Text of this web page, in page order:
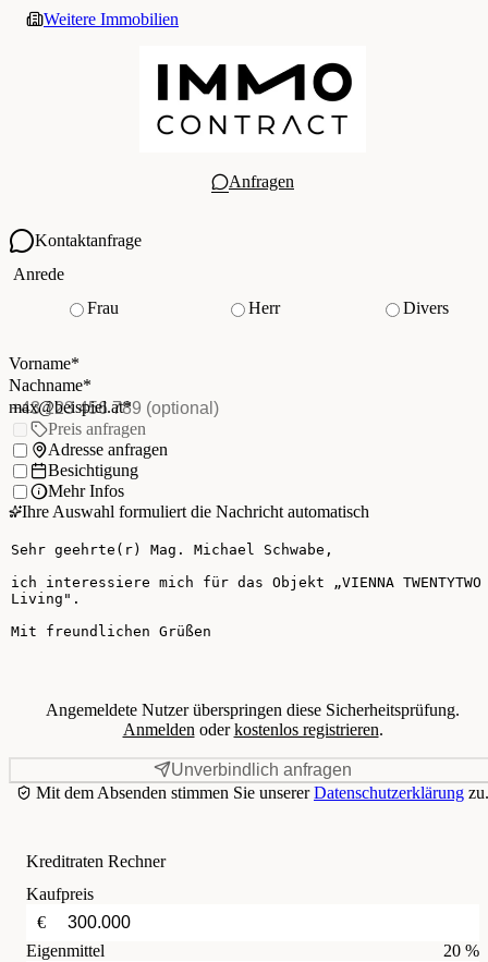
Weitere Immobilien
Anfragen
Kontaktanfrage
Ihre Kontaktdaten
Anrede
Frau
Herr
Divers
Vorname*
Nachname
Nachname*
E-Mail*(Pflichtfeld)
max@beispiel.at*
Telefon(optional)
Ich möchte:
Preis anfragen
Adresse anfragen
Besichtigung
Mehr Infos
Ihre Auswahl formuliert die Nachricht automatisch
Ihre Nachricht
Angemeldete Nutzer überspringen diese Sicherheitsprüfung.
Anmelden oderkostenlos registrieren.
Unverbindlich anfragen
Mit dem Absenden stimmen Sie unsererDatenschutzerklärung zu.
Kreditraten Rechner
Kaufpreis
€
Eigenmittel
20 %